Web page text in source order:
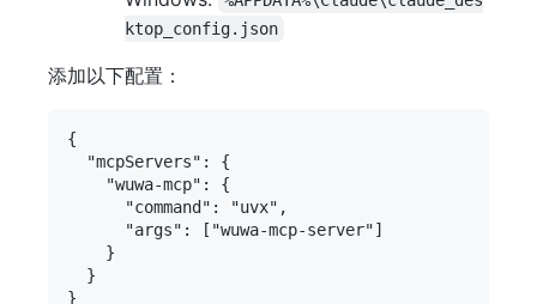
ktop_config.json
添加以下配置：
{
  "mcpServers": {
    "wuwa-mcp": {
      "command": "uvx",
      "args": ["wuwa-mcp-server"]
    }
  }